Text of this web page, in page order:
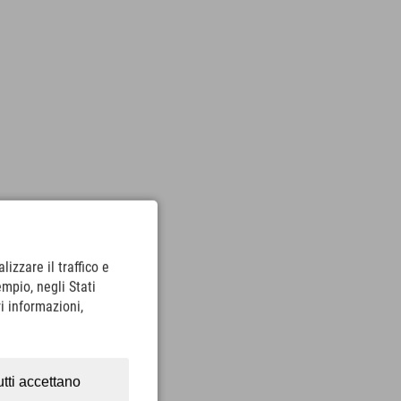
il traffico e
negli Stati
informazioni,
accettano